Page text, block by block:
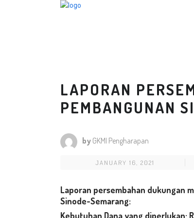
LAPORAN
PEMBANGUNAN
by GKMI Pengharapan
JANUARY 16, 2021
Laporan persembahan dukungan
Sinode-Semarang:
Kebutuhan Dana yang diperlukan: